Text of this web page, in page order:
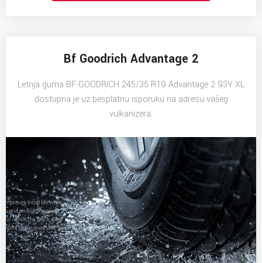
Bf Goodrich Advantage 2
Letnja guma BF GOODRICH 245/35 R19 Advantage 2 93Y XL
dostupna je uz besplatnu isporuku na adresu vašeg
vulkanizera.